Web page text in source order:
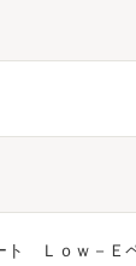
ト Ｌｏｗ－Ｅ